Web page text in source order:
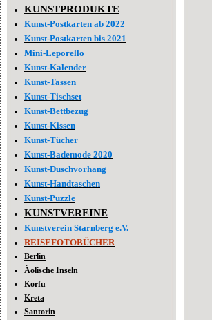
KUNSTPRODUKTE
Kunst-Postkarten ab 2022
Kunst-Postkarten bis 2021
Mini-Leporello
Kunst-Kalender
Kunst-Tassen
Kunst-Tischset
Kunst-Bettbezug
Kunst-Kissen
Kunst-Tücher
Kunst-Bademode 2020
Kunst-Duschvorhang
Kunst-Handtaschen
Kunst-Puzzle
KUNSTVEREINE
Kunstverein Starnberg e.V.
REISEFOTOBÜCHER
Berlin
Äolische Inseln
Korfu
Kreta
Santorin